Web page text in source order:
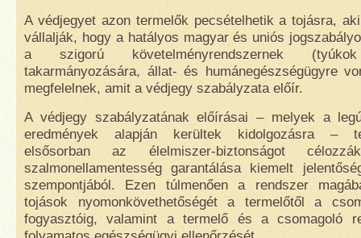
A védjegyet azon termelők pecsételhetik a tojásra,
vállalják, hogy a hatályos magyar és uniós
a szigorú követelményrendszernek
takarmányozására, állat- és humánegészségügyre
megfelelnek, amit a védjegy szabályzata előír.
A védjegy szabályzatának előírásai – melyek a
eredmények alapján kerültek kidolgozásra –
elsősorban az élelmiszer-biztonságot
szalmonellamentesség garantálása kiemelt
szempontjából. Ezen túlmenően a rendszer
tojások nyomonkövethetőségét a termelőtől a
fogyasztóig, valamint a termelő és a csomagoló